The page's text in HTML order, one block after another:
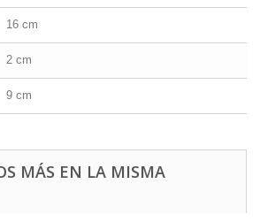
16 cm
2 cm
9 cm
MÁS EN LA MISMA